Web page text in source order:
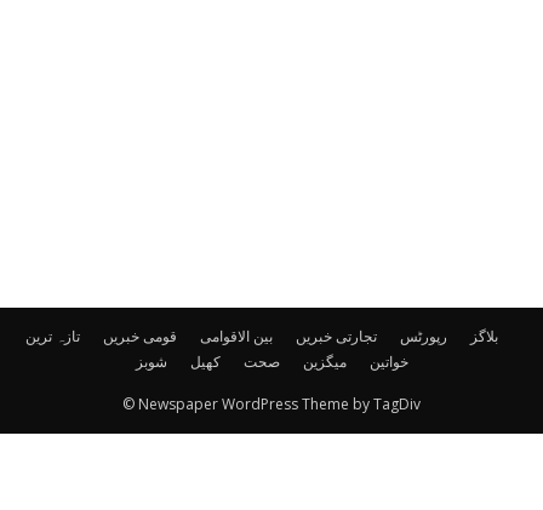
تازہ ترین قومی خبریں بین الاقوامی تجارتی خبریں رپورٹس
بلاگز
شوبز
کھیل صحت میگزین خواتین
© Newspaper WordPress Theme by TagDiv